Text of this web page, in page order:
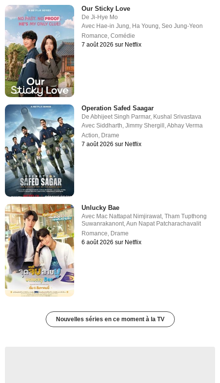
Our Sticky Love
DeJi-Hye Mo
Avec Hae-in Jung Ha Young ,Seo Jung-Yeon
Romance ,Comédie
7 août 2026 sur Netflix
Operation Safed Saagar
DeAbhijeet Singh Parmar, Kushal Srivastava
AvecSiddharth,Jimmy Shergill ,Abhay Verma
Action, Drame
7 août 2026 sur Netflix
Unlucky Bae
Avec Mac Nattapat Nimjirawat,Tham Tupthong
Suwanrakanont,Aun Napat Patcharachavalit
Romance, Drame
6 août 2026 sur Netflix
Nouvelles séries en ce moment à la TV